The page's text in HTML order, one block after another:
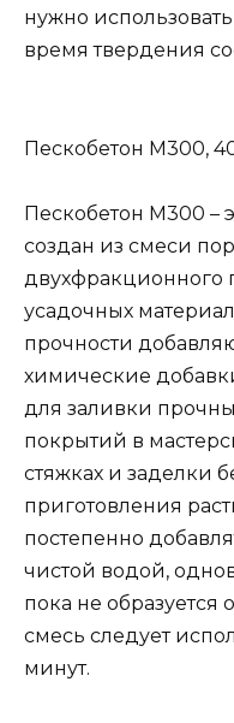
нужно
время твердения
Пескобетон М300,
Пескобетон М300 –
создан из смеси
двухфракционного
усадочных
прочности
химические
для заливки
покрытий в
стяжках и заделки
приготовления
постепенно
чистой водой,
пока не образуется
смесь следует
минут.